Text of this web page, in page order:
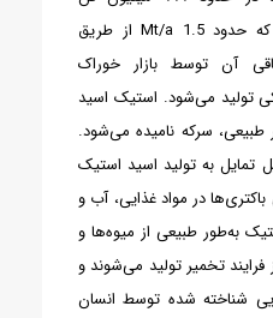
(متریک تن در سال Mt/a) که حدود 1.5 Mt/a از طریق
آن توسط بازار خوراک
تولید می‌شود. استیک اسید
سرکه نامیده می‌شود.
تمایل به تولید اسید استیک
در مواد غذایی، آب و
به‌طور طبیعی از میوه‌ها و
تخمیر تولید می‌شوند و
شناخته شده توسط انسان